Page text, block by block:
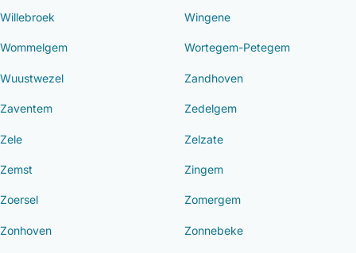
Willebroek Wingene
Wommelgem Wortegem-Petegem
Wuustwezel Zandhoven
Zaventem Zedelgem
Zele Zelzate
Zemst Zingem
Zoersel Zomergem
Zonhoven Zonnebeke